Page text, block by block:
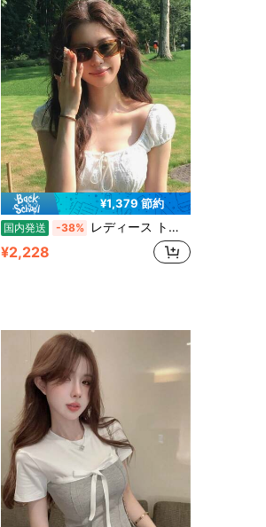
¥1,379 節約
国内発送 -38% レディース トップス ブラウス Tシャツ 半袖 パフスリーブ スクエアネック フロントリボン レース タイト ショート丈 着痩せ 細見え 骨格ウェーブ ガーリー フェミニン 大人可愛い カジュアル デート ホワイト
¥2,228